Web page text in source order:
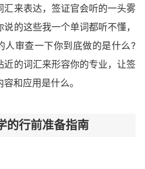
来表达，签证官会听的一头雾
的这些我一个单词都听不懂，
审查一下你到底做的是什么?
近的词汇来形容你的专业，让签
和应用是什么。
的行前准备指南